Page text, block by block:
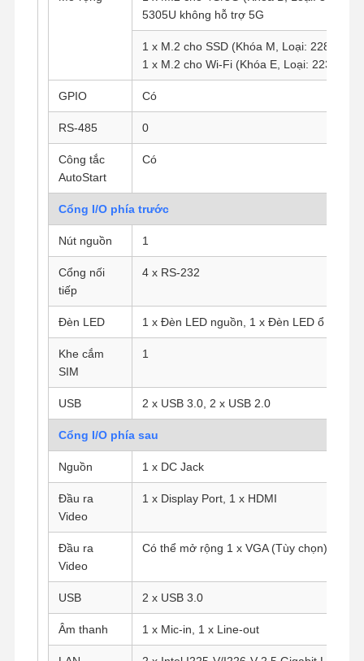
Nhà Sản Phẩm
Tôi
Nhà Máy
Kiểm Soát
Chất Lượng
Liên Hệ
Máy tính gắn rack 1U
Máy tính mini POE
NAS Mini PC
Celeron Mini PC
5305U không hỗ trợ 5G
1 x M.2 cho SSD (Khóa M, Loại: 2280)
1 x M.2 cho Wi-Fi (Khóa E, Loại: 2230)
GPIO Có
RS-485 0
Công tắc
AutoStart
Có
Cổng I/O phía trước
Nút nguồn 1
Cổng nối
tiếp
4 x RS-232
Đèn LED 1 x Đèn LED nguồn, 1 x Đèn LED ổ cứng
Khe cắm
SIM
1
USB 2 x USB 3.0, 2 x USB 2.0
Cổng I/O phía sau
Nguồn 1 x DC Jack
Đầu ra
Video
1 x Display Port, 1 x HDMI
Đầu ra
Video
Có thể mở rộng 1 x VGA (Tùy chọn)
USB 2 x USB 3.0
Âm thanh 1 x Mic-in, 1 x Line-out